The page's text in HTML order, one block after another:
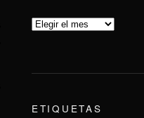
ETIQUETAS